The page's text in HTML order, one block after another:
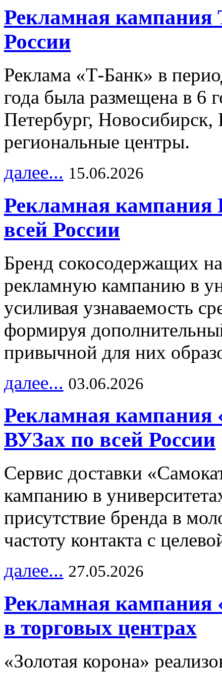
Рекламная кампания
России
Реклама «Т-Банк» в
года была размещена в 6
Петербург,
региональные центры.
далее... 15.06.2026
Рекламная
всей России
Бренд сокосодержащих
рекламную кампанию в
усиливая узнаваемость
формируя
привычной для них
далее... 03.06.2026
Рекламная кампания
ВУЗах по всей России
Сервис доставки
кампанию в
присутствие бренда в
частоту контакта с
далее... 27.05.2026
Рекламная кампания
в торговых центрах
«Золотая корона»